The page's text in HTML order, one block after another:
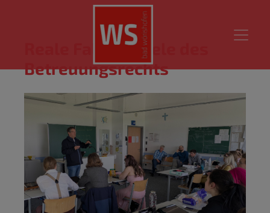
Reale Fallbeispiele des
Betreuungsrechts